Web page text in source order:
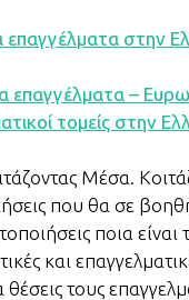
στην
επαγγέλματα –
τομείς στην
Μέσα.
που θα σε
ποια
και
τους